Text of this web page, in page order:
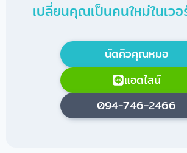
เปลี่ยนคุณเป็นคนใหม่ในเว
นัดคิวคุณหมอ
แอดไลน์
094-746-2466